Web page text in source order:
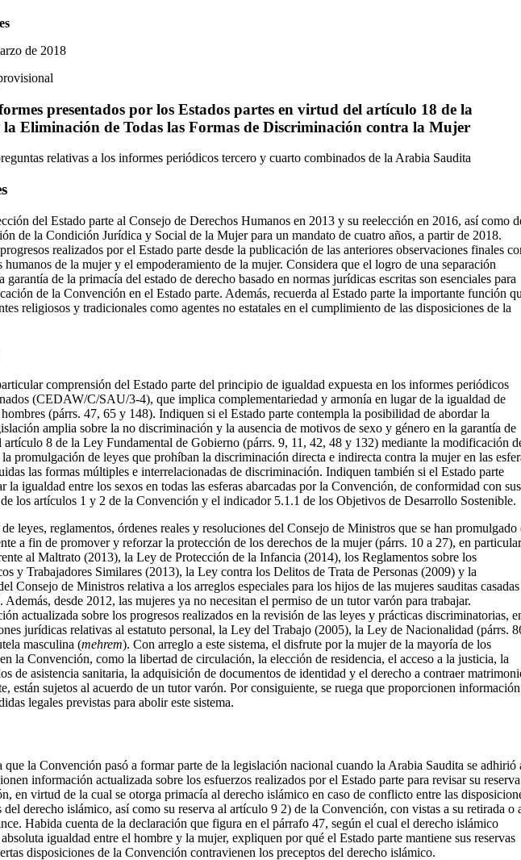
de 2018
presentados por los Estados partes en virtud del artículo 18 de la
Eliminación de Todas las Formas de Discriminación contra la Mujer
relativas a los informes periódicos tercero y cuarto combinados de la Arabia Saudita
del Estado parte al Consejo de Derechos Humanos en 2013 y su reelección en 2016, así como
de la Condición Jurídica y Social de la Mujer para un mandato de cuatro años, a partir de 2018.
realizados por el Estado parte desde la publicación de las anteriores observaciones finales
humanos de la mujer y el empoderamiento de la mujer. Considera que el logro de una separación
garantía de la primacía del estado de derecho basado en normas jurídicas escritas son esenciales para
de la Convención en el Estado parte. Además, recuerda al Estado parte la importante función
religiosos y tradicionales como agentes no estatales en el cumplimiento de las disposiciones de la
comprensión del Estado parte del principio de igualdad expuesta en los informes periódicos
(CEDAW/C/SAU/3-4), que implica complementariedad y armonía en lugar de la igualdad de
(párrs. 47, 65 y 148). Indiquen si el Estado parte contempla la posibilidad de abordar la
amplia sobre la no discriminación y la ausencia de motivos de sexo y género en la garantía de
artículo 8 de la Ley Fundamental de Gobierno (párrs. 9, 11, 42, 48 y 132) mediante la modificación
promulgación de leyes que prohíban la discriminación directa e indirecta contra la mujer en las
las formas múltiples e interrelacionadas de discriminación. Indiquen también si el Estado parte
la igualdad entre los sexos en todas las esferas abarcadas por la Convención, de conformidad con sus
los artículos 1 y 2 de la Convención y el indicador 5.1.1 de los Objetivos de Desarrollo Sostenible.
leyes, reglamentos, órdenes reales y resoluciones del Consejo de Ministros que se han promulgado
a fin de promover y reforzar la protección de los derechos de la mujer (párrs. 10 a 27), en particular
al Maltrato (2013), la Ley de Protección de la Infancia (2014), los Reglamentos sobre los
y Trabajadores Similares (2013), la Ley contra los Delitos de Trata de Personas (2009) y la
Consejo de Ministros relativa a los arreglos especiales para los hijos de las mujeres sauditas casadas
desde 2012, las mujeres ya no necesitan el permiso de un tutor varón para trabajar.
actualizada sobre los progresos realizados en la revisión de las leyes y prácticas discriminatorias,
jurídicas relativas al estatuto personal, la Ley del Trabajo (2005), la Ley de Nacionalidad (párrs.
masculina (mehrem). Con arreglo a este sistema, el disfrute por la mujer de la mayoría de los
la Convención, como la libertad de circulación, la elección de residencia, el acceso a la justicia, la
de asistencia sanitaria, la adquisición de documentos de identidad y el derecho a contraer
están sujetos al acuerdo de un tutor varón. Por consiguiente, se ruega que proporcionen información
legales previstas para abolir este sistema.
la Convención pasó a formar parte de la legislación nacional cuando la Arabia Saudita se adhirió
información actualizada sobre los esfuerzos realizados por el Estado parte para revisar su reserva
en virtud de la cual se otorga primacía al derecho islámico en caso de conflicto entre las
derecho islámico, así como su reserva al artículo 9 2) de la Convención, con vistas a su retirada o
Habida cuenta de la declaración que figura en el párrafo 47, según el cual el derecho islámico
igualdad entre el hombre y la mujer, expliquen por qué el Estado parte mantiene sus reservas
disposiciones de la Convención contravienen los preceptos del derecho islámico.